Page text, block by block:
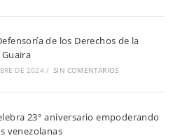
de los Derechos de la
DE 2024 / SIN COMENTARIOS
23° aniversario empoderando
venezolanas